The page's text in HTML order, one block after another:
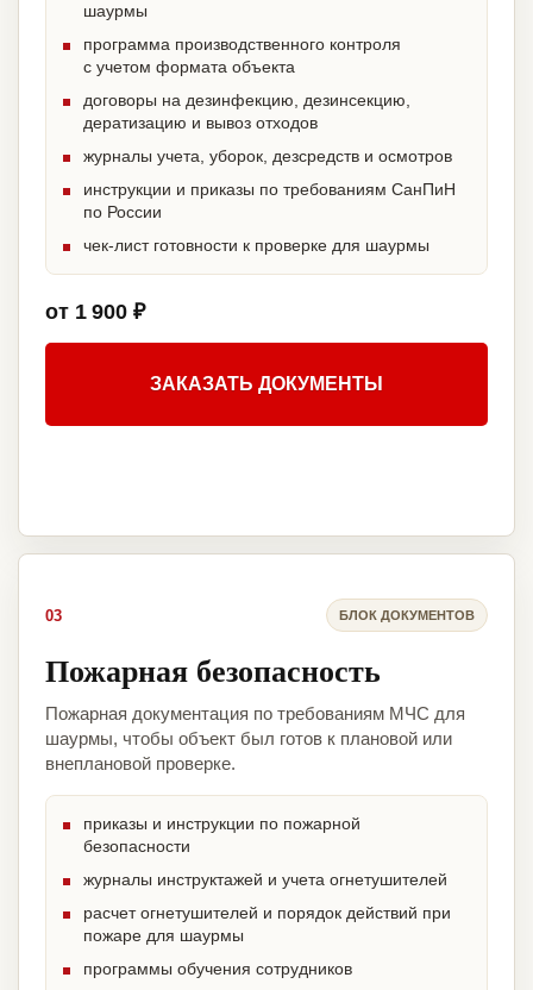
шаурмы
программа производственного контроля
с учетом формата объекта
договоры на дезинфекцию, дезинсекцию,
дератизацию и вывоз отходов
журналы учета, уборок, дезсредств и осмотров
инструкции и приказы по требованиям СанПиН
по России
чек-лист готовности к проверке для шаурмы
от 1 900 ₽
ЗАКАЗАТЬ ДОКУМЕНТЫ
03 БЛОК ДОКУМЕНТОВ
Пожарная безопасность
Пожарная документация по требованиям МЧС для
шаурмы, чтобы объект был готов к плановой или
внеплановой проверке.
приказы и инструкции по пожарной
безопасности
журналы инструктажей и учета огнетушителей
расчет огнетушителей и порядок действий при
пожаре для шаурмы
программы обучения сотрудников